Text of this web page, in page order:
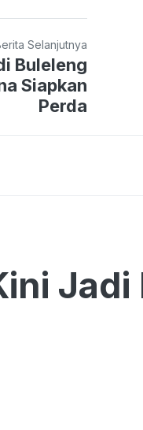
Selanjutnya
Buleleng
Siapkan
Perda